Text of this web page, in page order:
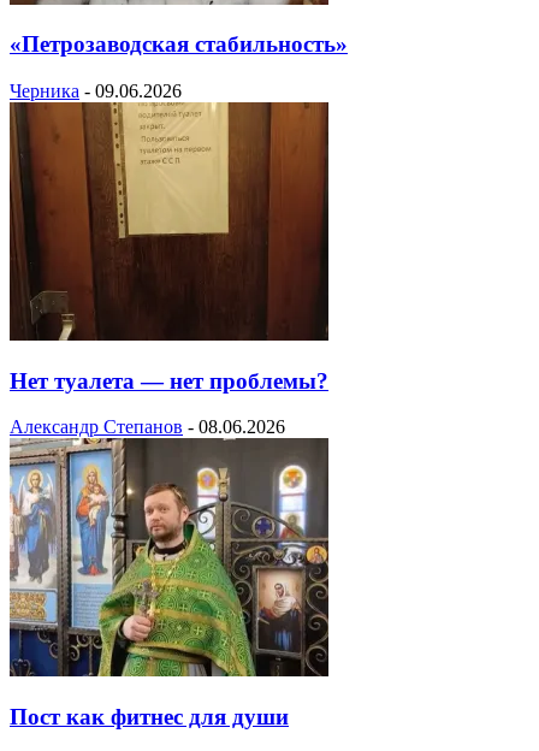
«Петрозаводская стабильность»
Черника - 09.06.2026
Нет туалета — нет проблемы?
Александр Степанов - 08.06.2026
Пост как фитнес для души